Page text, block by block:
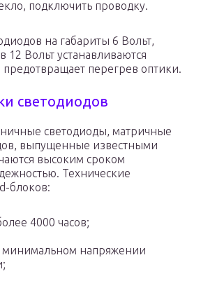
подключить проводку.
на габариты 6 Вольт,
12 Вольт устанавливаются
предотвращает перегрев оптики.
светодиодов
светодиоды, матричные
выпущенные известными
высоким сроком
Технические
блоков:
4000 часов;
минимальном напряжении